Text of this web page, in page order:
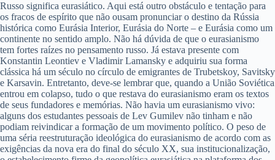
Russo significa eurasiático. Aqui está outro obstáculo e tentação para
os fracos de espírito que não ousam pronunciar o destino da Rússia
histórica como Eurásia Interior, Eurásia do Norte – e Eurásia como um
continente no sentido amplo. Não há dúvida de que o eurasianismo
tem fortes raízes no pensamento russo. Já estava presente com
Konstantin Leontiev e Vladimir Lamansky e adquiriu sua forma
clássica há um século no círculo de emigrantes de Trubetskoy, Savitsky
e Karsavin. Entretanto, deve-se lembrar que, quando a União Soviética
entrou em colapso, tudo o que restava do eurasianismo eram os textos
de seus fundadores e memórias. Não havia um eurasianismo vivo:
alguns dos estudantes pessoais de Lev Gumilev não tinham e não
podiam reivindicar a formação de um movimento político. O peso de
uma séria reestruturação ideológica do eurasianismo de acordo com as
exigências da nova era do final do século XX, sua institucionalização,